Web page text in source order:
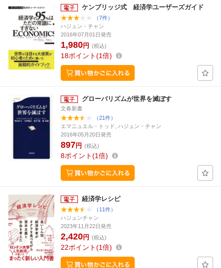
ケンブリッジ式 経済学ユーザーズガイド
（7件）
ハジュン・チャン
2016年07月01日発売
1,980円 (税込)
18ポイント 1倍
グローバリズムが世界を滅ぼす
文春新書
（21件）
エマニュエル・トッド, ハジュン・チャン
2016年05月20日発売
897円 (税込)
8ポイント 1倍
経済学レシピ
（11件）
ハジュンチャン
2023年11月22日発売
2,420円 (税込)
22ポイント 1倍